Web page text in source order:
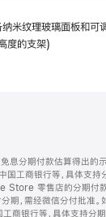
米纹理玻璃面板和可
度的支架)
息分期付款估算得出的
国工商银行等，具体支
Store 零售店的分期付
分期，需经微信分付批
商银行等，具体支持